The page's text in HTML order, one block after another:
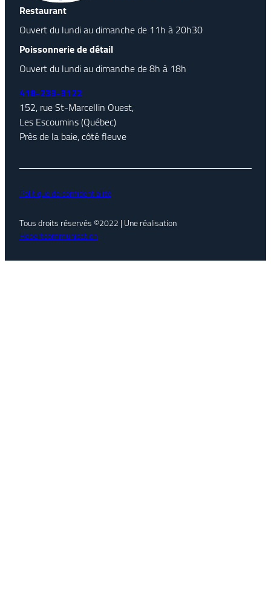
Restaurant
Ouvert du lundi au dimanche de 11h à 20h30
Poissonnerie de détail
Ouvert du lundi au dimanche de 8h à 18h
418-233-3122
152, rue St-Marcellin Ouest,
Les Escoumins (Québec)
Près de la baie, côté fleuve
Politique de confidentialité
Tous droits réservés ©2022 | Une réalisation
Hebertcommunication